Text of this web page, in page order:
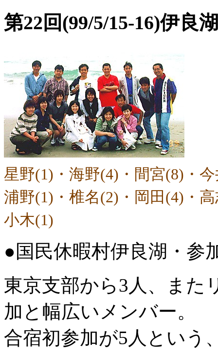
第22回(99/5/15-16)伊良湖
星野(1)・海野(4)・間宮(8)・
浦野(1)・椎名(2)・岡田(4)・
小木(1)
●国民休暇村伊良湖・参
東京支部から3人、また
加と幅広いメンバー。
合宿初参加が5人という